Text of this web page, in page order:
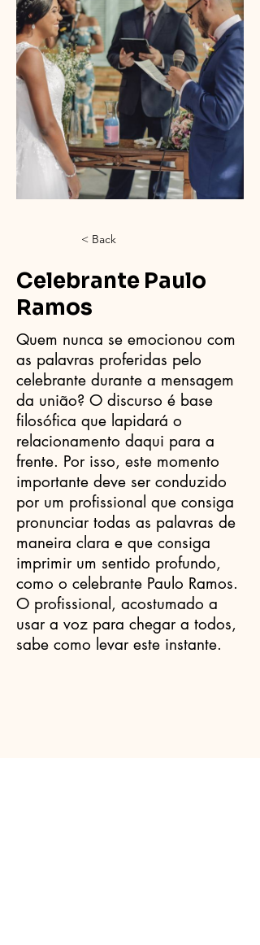
< Back
Celebrante Paulo
Ramos
Quem nunca se emocionou com
as palavras proferidas pelo
celebrante durante a mensagem
da união? O discurso é base
filosófica que lapidará o
relacionamento daqui para a
frente. Por isso, este momento
importante deve ser conduzido
por um profissional que consiga
pronunciar todas as palavras de
maneira clara e que consiga
imprimir um sentido profundo,
como o celebrante Paulo Ramos.
O profissional, acostumado a
usar a voz para chegar a todos,
sabe como levar este instante.